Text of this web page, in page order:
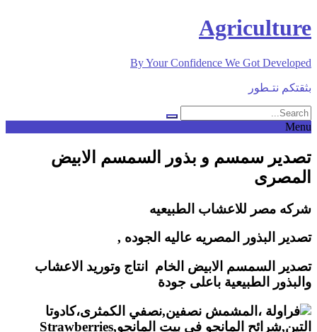
to
Agriculture
By Your Confidence We Got Developed
بثقتكم نتـطور
Menu
تصدير سمسم و بذور السمسم الابيض
المصرى
شركه مصر للاعشاب الطبيعيه
تصدير البذور المصريه عاليه الجوده ,
تصدير السمسم الابيض الخام انتاج وتوريد الاعشاب
والبذور الطبيعية باعلى جودة